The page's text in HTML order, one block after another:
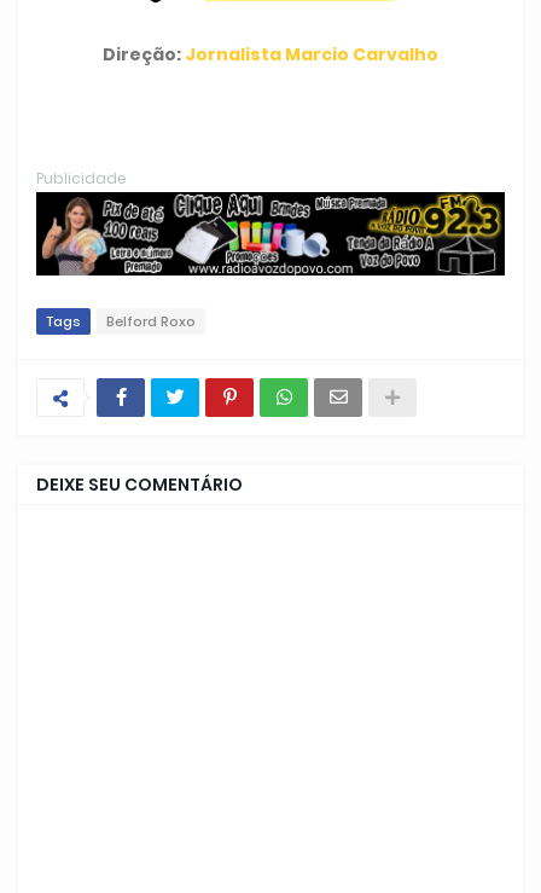
Direção: Jornalista Marcio Carvalho
Publicidade
Tags Belford Roxo
DEIXE SEU COMENTÁRIO